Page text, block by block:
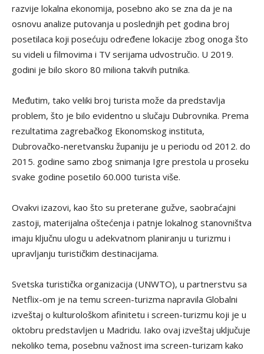
razvije lokalna ekonomija, posebno ako se zna da je na
osnovu analize putovanja u poslednjih pet godina broj
posetilaca koji posećuju određene lokacije zbog onoga što
su videli u filmovima i TV serijama udvostručio. U 2019.
godini je bilo skoro 80 miliona takvih putnika.
Međutim, tako veliki broj turista može da predstavlja
problem, što je bilo evidentno u slučaju Dubrovnika. Prema
rezultatima zagrebačkog Ekonomskog instituta,
Dubrovačko-neretvansku županiju je u periodu od 2012. do
2015. godine samo zbog snimanja Igre prestola u proseku
svake godine posetilo 60.000 turista više.
Ovakvi izazovi, kao što su preterane gužve, saobraćajni
zastoji, materijalna oštećenja i patnje lokalnog stanovništva
imaju ključnu ulogu u adekvatnom planiranju u turizmu i
upravljanju turističkim destinacijama.
Svetska turistička organizacija (UNWTO), u partnerstvu sa
Netflix-om je na temu screen-turizma napravila Globalni
izveštaj o kulturološkom afinitetu i screen-turizmu koji je u
oktobru predstavljen u Madridu. Iako ovaj izveštaj uključuje
nekoliko tema, posebnu važnost ima screen-turizam kako